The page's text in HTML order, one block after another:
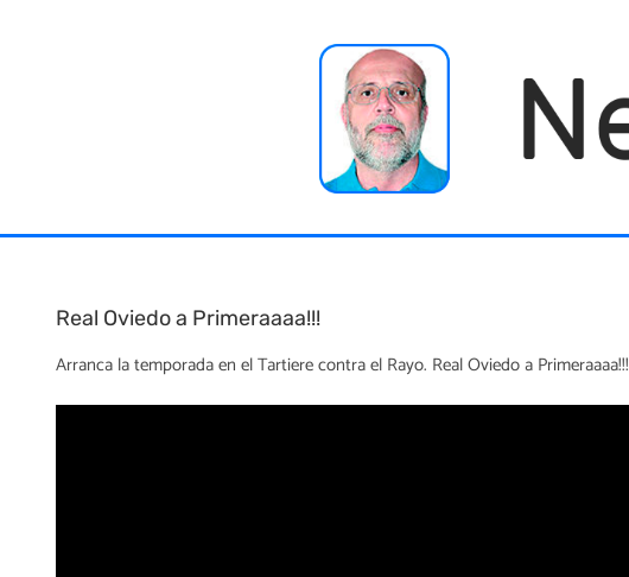
Real Oviedo a Primeraaaa!!!
Arranca la temporada en el Tartiere contra el Rayo. Real Oviedo a Primeraaaa!!!